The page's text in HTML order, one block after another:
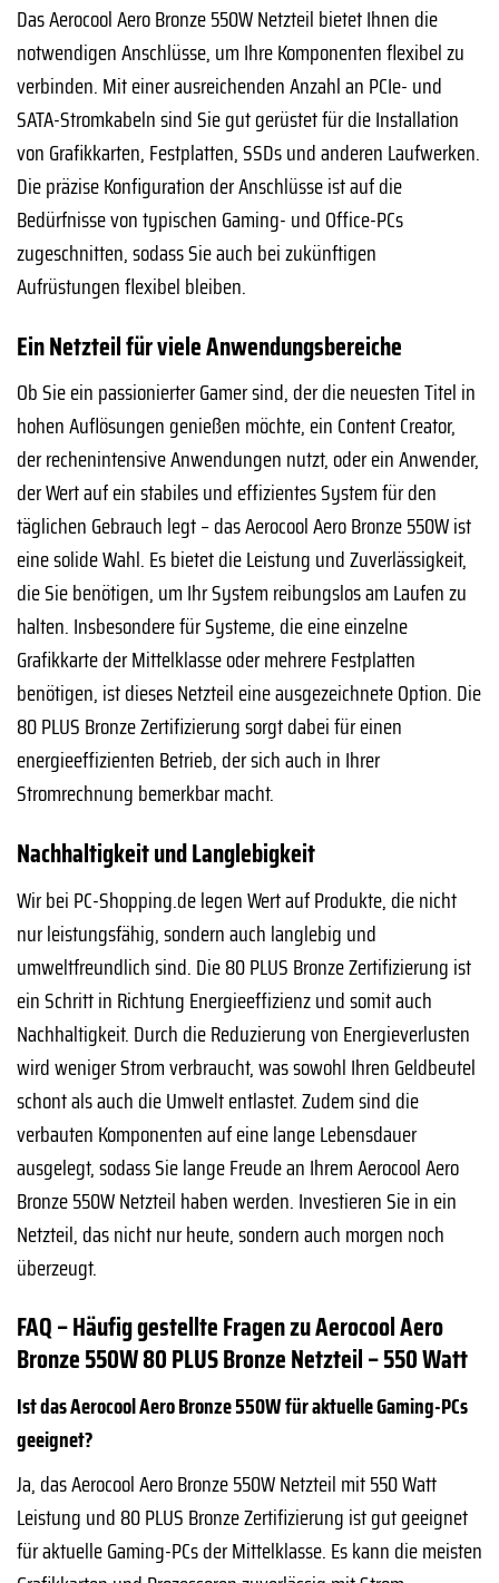
Das Aerocool Aero Bronze 550W Netzteil bietet Ihnen die
notwendigen Anschlüsse, um Ihre Komponenten flexibel zu
verbinden. Mit einer ausreichenden Anzahl an PCIe- und
SATA-Stromkabeln sind Sie gut gerüstet für die Installation
von Grafikkarten, Festplatten, SSDs und anderen Laufwerken.
Die präzise Konfiguration der Anschlüsse ist auf die
Bedürfnisse von typischen Gaming- und Office-PCs
zugeschnitten, sodass Sie auch bei zukünftigen
Aufrüstungen flexibel bleiben.
Ein Netzteil für viele Anwendungsbereiche
Ob Sie ein passionierter Gamer sind, der die neuesten Titel in
hohen Auflösungen genießen möchte, ein Content Creator,
der rechenintensive Anwendungen nutzt, oder ein Anwender,
der Wert auf ein stabiles und effizientes System für den
täglichen Gebrauch legt – das Aerocool Aero Bronze 550W ist
eine solide Wahl. Es bietet die Leistung und Zuverlässigkeit,
die Sie benötigen, um Ihr System reibungslos am Laufen zu
halten. Insbesondere für Systeme, die eine einzelne
Grafikkarte der Mittelklasse oder mehrere Festplatten
benötigen, ist dieses Netzteil eine ausgezeichnete Option. Die
80 PLUS Bronze Zertifizierung sorgt dabei für einen
energieeffizienten Betrieb, der sich auch in Ihrer
Stromrechnung bemerkbar macht.
Nachhaltigkeit und Langlebigkeit
Wir bei PC-Shopping.de legen Wert auf Produkte, die nicht
nur leistungsfähig, sondern auch langlebig und
umweltfreundlich sind. Die 80 PLUS Bronze Zertifizierung ist
ein Schritt in Richtung Energieeffizienz und somit auch
Nachhaltigkeit. Durch die Reduzierung von Energieverlusten
wird weniger Strom verbraucht, was sowohl Ihren Geldbeutel
schont als auch die Umwelt entlastet. Zudem sind die
verbauten Komponenten auf eine lange Lebensdauer
ausgelegt, sodass Sie lange Freude an Ihrem Aerocool Aero
Bronze 550W Netzteil haben werden. Investieren Sie in ein
Netzteil, das nicht nur heute, sondern auch morgen noch
überzeugt.
FAQ – Häufig gestellte Fragen zu Aerocool Aero
Bronze 550W 80 PLUS Bronze Netzteil – 550 Watt
Ist das Aerocool Aero Bronze 550W für aktuelle Gaming-PCs
geeignet?
Ja, das Aerocool Aero Bronze 550W Netzteil mit 550 Watt
Leistung und 80 PLUS Bronze Zertifizierung ist gut geeignet
für aktuelle Gaming-PCs der Mittelklasse. Es kann die meisten